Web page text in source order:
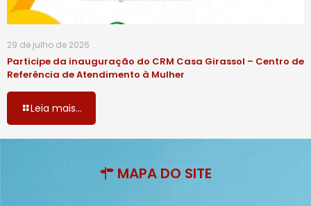
29 de julho de 2026
Participe da inauguração do CRM Casa Girassol – Centro de
Referência de Atendimento à Mulher
Leia mais...
MAPA DO SITE